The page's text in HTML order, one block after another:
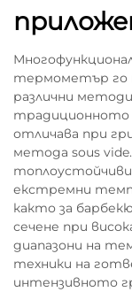
термометър го
различни
традиционното
отличава при
метода sous
екстремни
както за
сечене при
диапазони на
техники на
интензивното